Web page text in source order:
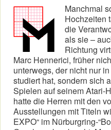
Manchmal
Hochzeiten
die
als sie –
Richtung
Marc Hennerici, früher
unterwegs, der nicht nur
studiert hat, sondern sich
Spielen auf seinem Atari-
hatte die Herren mit den
Ausstellungen mit Titeln
EXPO“ im Nürburgring-